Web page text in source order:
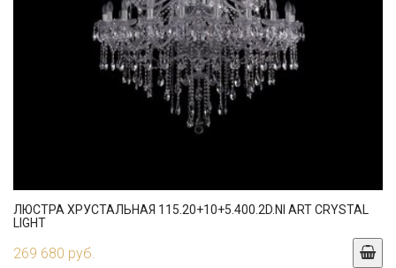
ЛЮСТРА ХРУСТАЛЬНАЯ 115.20+10+5.400.2D.NI ART CRYSTAL
LIGHT
269 680 руб.